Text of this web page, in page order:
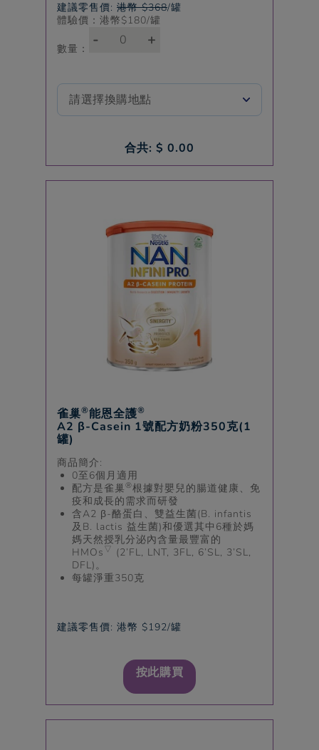
建議零售價: 港幣 $368/罐
體驗價：港幣$180/罐
數量： - +
合共: $ 0.00
雀巢®能恩全護®
A2 β-Casein 1號配方奶粉350克(1
罐)
商品簡介:
0至6個月適用
配方是雀巢®根據對嬰兒的腸道健康、免
疫和成長的需求而研發
含A2 β-酪蛋白、雙益生菌(B. infantis
及B. lactis 益生菌)和優選其中6種於媽
媽天然授乳分泌內含量最豐富的
HMOs ▽ (2’FL, LNT, 3FL, 6’SL, 3’SL,
DFL)。
每罐淨重350克
建議零售價: 港幣 $192/罐
按此購買